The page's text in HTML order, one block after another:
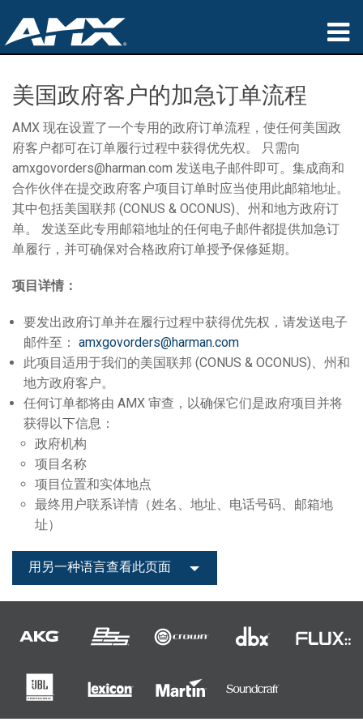
应用领域
Partners
哪里购买
培训
支持
公司简介
语言/地区
美国政府客户的加急订单流程
AMX 现在设置了一个专用的政府订单流程，使任何美国政
府客户都可在订单履行过程中获得优先权。 只需向
amxgovorders@harman.com 发送电子邮件即可。集成商和
合作伙伴在提交政府客户项目订单时应当使用此邮箱地址。
其中包括美国联邦 (CONUS & OCONUS)、州和地方政府订
单。 发送至此专用邮箱地址的任何电子邮件都提供加急订
单履行，并可确保对合格政府订单授予保修延期。
项目详情：
要发出政府订单并在履行过程中获得优先权，请发送电子
邮件至： amxgovorders@harman.com
此项目适用于我们的美国联邦 (CONUS & OCONUS)、州和
地方政府客户。
任何订单都将由 AMX 审查，以确保它们是政府项目并将
获得以下信息：
政府机构
项目名称
项目位置和实体地点
最终用户联系详情（姓名、地址、电话号码、邮箱地
址）
用另一种语言查看此页面